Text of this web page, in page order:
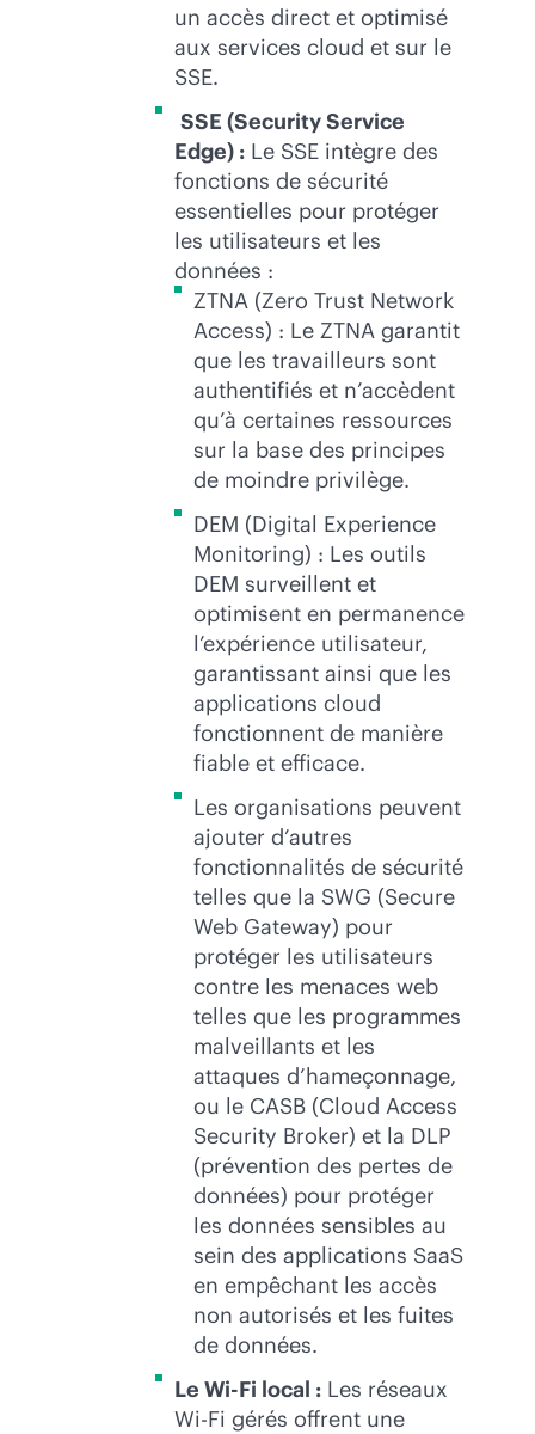
un accès direct et optimisé
aux services cloud et sur le
SSE.
SSE (Security Service
Edge) : Le SSE intègre des
fonctions de sécurité
essentielles pour protéger
les utilisateurs et les
données :
ZTNA (Zero Trust Network
Access) : Le ZTNA garantit
que les travailleurs sont
authentifiés et n’accèdent
qu’à certaines ressources
sur la base des principes
de moindre privilège.
DEM (Digital Experience
Monitoring) : Les outils
DEM surveillent et
optimisent en permanence
l’expérience utilisateur,
garantissant ainsi que les
applications cloud
fonctionnent de manière
fiable et efficace.
Les organisations peuvent
ajouter d’autres
fonctionnalités de sécurité
telles que la SWG (Secure
Web Gateway) pour
protéger les utilisateurs
contre les menaces web
telles que les programmes
malveillants et les
attaques d’hameçonnage,
ou le CASB (Cloud Access
Security Broker) et la DLP
(prévention des pertes de
données) pour protéger
les données sensibles au
sein des applications SaaS
en empêchant les accès
non autorisés et les fuites
de données.
LeWi-Fi local : Les réseaux
Wi-Fi gérés offrent une